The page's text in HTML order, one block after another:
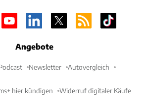
Angebote
Newsletter Autovergleich
hier kündigen Widerruf digitaler Käufe